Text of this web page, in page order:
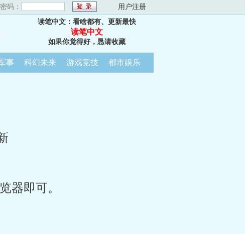
密码： 用户注册
读笔中文：看啥都有、更新最快
读笔中文
如果你觉得好，恳请收藏
事 科幻未来 游戏竞技 都市娱乐
器即可。